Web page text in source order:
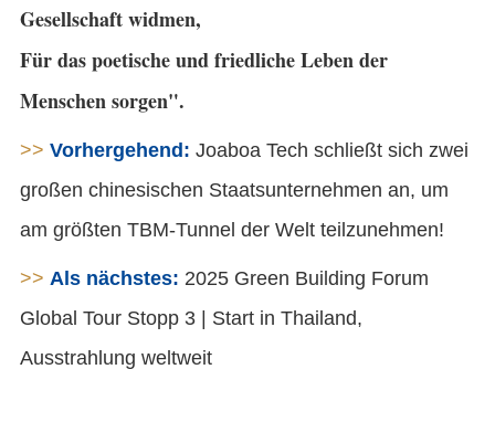
Gesellschaft widmen,
Für das poetische und friedliche Leben der
Menschen sorgen".
>> Vorhergehend: Joaboa Tech schließt sich zwei
großen chinesischen Staatsunternehmen an, um
am größten TBM-Tunnel der Welt teilzunehmen!
>> Als nächstes: 2025 Green Building Forum
Global Tour Stopp 3 | Start in Thailand,
Ausstrahlung weltweit